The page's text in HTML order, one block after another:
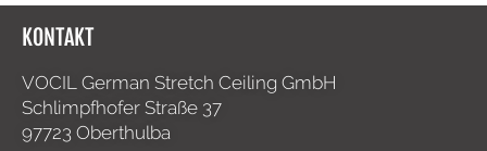
KONTAKT
VOCIL German Stretch Ceiling GmbH
Schlimpfhofer Straße 37
97723 Oberthulba